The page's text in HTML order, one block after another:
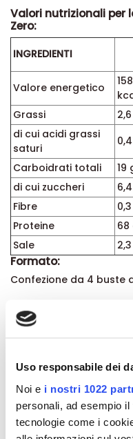
Uso responsabile dei
Noi e i nostri 1022
personali, ad esempio
tecnologie come i
Valori nutrizionali per
Zero:
INGREDIENTI
Valore energetico
Grassi
di cui acidi grassi
saturi
Carboidrati totali
19
di cui zuccheri
Fibre
Proteine
68
Sale
Formato:
Confezione da 4 buste
Dettagli del prodotto
About Dieta Zero
Recensioni